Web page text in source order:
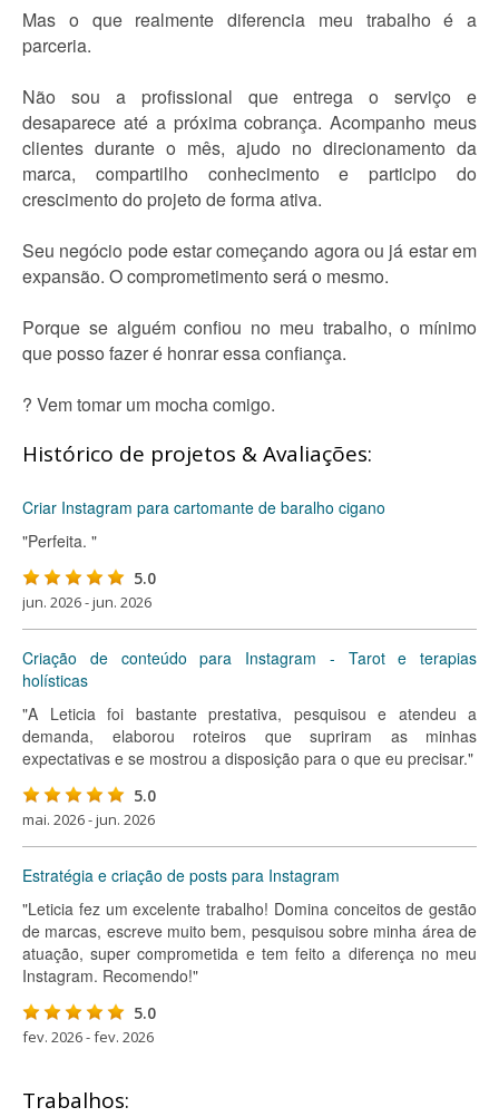
Mas o que realmente diferencia meu trabalho é a
parceria.
Não sou a profissional que entrega o serviço e
desaparece até a próxima cobrança. Acompanho meus
clientes durante o mês, ajudo no direcionamento da
marca, compartilho conhecimento e participo do
crescimento do projeto de forma ativa.
Seu negócio pode estar começando agora ou já estar em
expansão. O comprometimento será o mesmo.
Porque se alguém confiou no meu trabalho, o mínimo
que posso fazer é honrar essa confiança.
? Vem tomar um mocha comigo.
Histórico de projetos & Avaliações:
Criar Instagram para cartomante de baralho cigano
"Perfeita. "
5.0
jun. 2026 - jun. 2026
Criação de conteúdo para Instagram - Tarot e terapias
holísticas
"A Leticia foi bastante prestativa, pesquisou e atendeu a
demanda, elaborou roteiros que supriram as minhas
expectativas e se mostrou a disposição para o que eu precisar."
5.0
mai. 2026 - jun. 2026
Estratégia e criação de posts para Instagram
"Leticia fez um excelente trabalho! Domina conceitos de gestão
de marcas, escreve muito bem, pesquisou sobre minha área de
atuação, super comprometida e tem feito a diferença no meu
Instagram. Recomendo!"
5.0
fev. 2026 - fev. 2026
Trabalhos: